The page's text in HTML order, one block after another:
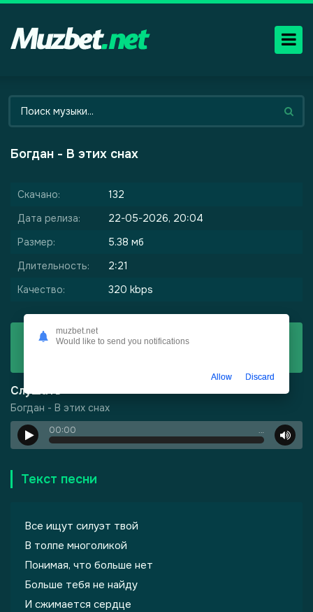
Богдан - В этих снах
Скачано:
132
Дата релиза:
22-05-2026, 20:04
Размер:
5.38 мб
Длительность:
2:21
Качество:
320 kbps
Скачать
Слушать
Богдан - В этих снах
00:00 …
Текст песни
Все ищут силуэт твой
В толпе многоликой
Понимая, что больше нет
Больше тебя не найду
И сжимается сердце
- Харизма
muzbet.net
Would like to send you notifications
Allow Discard